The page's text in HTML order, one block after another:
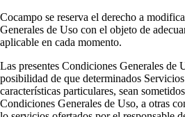
Cocampo se reserva el derecho a
Generales de Uso con el objeto de
aplicable en cada momento.
Las presentes Condiciones Generales de
posibilidad de que determinados
características particulares, sean
Condiciones Generales de Uso, a otras